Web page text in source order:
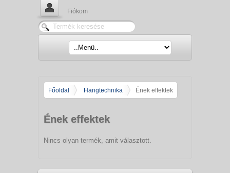
Fiókom
Főoldal Hangtechnika Ének effektek
Ének effektek
Nincs olyan termék, amit választott.